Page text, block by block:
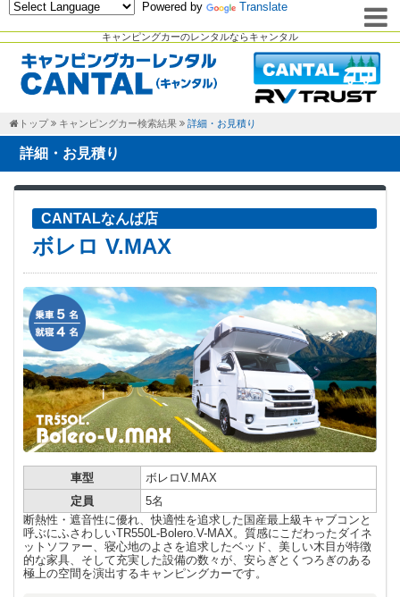
キャンピングカーのレンタルならキャンタル
Powered by Translate
トップ キャンピングカー検索結果 詳細・お見積り
詳細・お見積り
CANTALなんば店
ボレロ V.MAX
車型
ボレロV.MAX
定員
5名
断熱性・遮音性に優れ、快適性を追求した国産最上級キャブコンと
呼ぶにふさわしいTR550L-Bolero.V-MAX。質感にこだわったダイネ
ットソファー、寝心地のよさを追求したベッド、美しい木目が特徴
的な家具、そして充実した設備の数々が、安らぎとくつろぎのある
極上の空間を演出するキャンピングカーです。